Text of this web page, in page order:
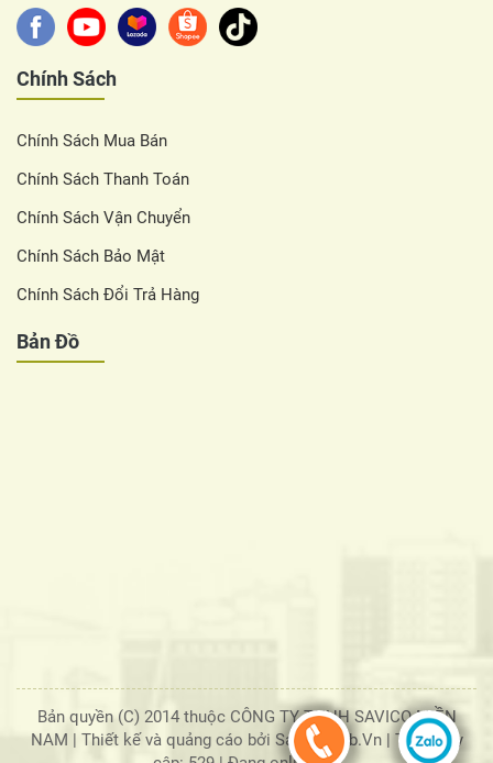
Chính Sách
Chính Sách Mua Bán
Chính Sách Thanh Toán
Chính Sách Vận Chuyển
Chính Sách Bảo Mật
Chính Sách Đổi Trả Hàng
Bản Đồ
Bản quyền (C) 2014 thuộc CÔNG TY TNHH SAVICO MIỀN
NAM | Thiết kế và quảng cáo bởi SaigonWeb.Vn | Tổng truy